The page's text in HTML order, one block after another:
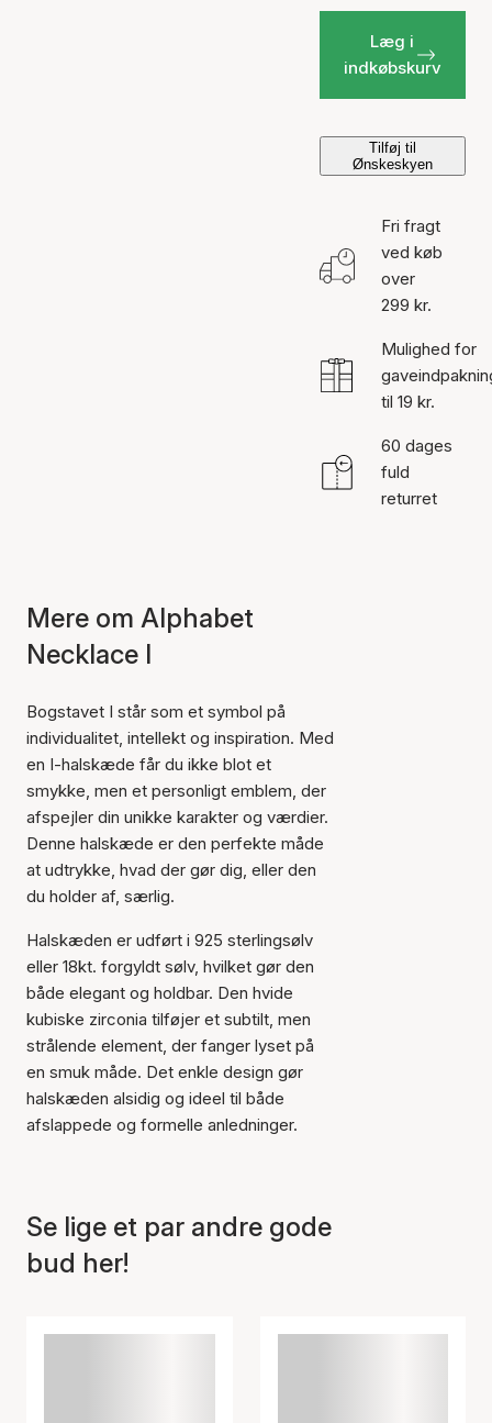
Læg i
indkøbskurv
Tilføj til
Ønskeskyen
Varen er tilføjet til kurven
Fri fragt
ved køb
over
299 kr.
Mulighed for
til 19 kr.
60 dages
fuld
returret
Mere om Alphabet
Necklace I
Bogstavet I står som et symbol på
individualitet, intellekt og inspiration. Med
en I-halskæde får du ikke blot et
smykke, men et personligt emblem, der
afspejler din unikke karakter og værdier.
Denne halskæde er den perfekte måde
at udtrykke, hvad der gør dig, eller den
du holder af, særlig.
Halskæden er udført i 925 sterlingsølv
eller 18kt. forgyldt sølv, hvilket gør den
både elegant og holdbar. Den hvide
kubiske zirconia tilføjer et subtilt, men
strålende element, der fanger lyset på
en smuk måde. Det enkle design gør
halskæden alsidig og ideel til både
afslappede og formelle anledninger.
Se lige et par andre gode
bud her!